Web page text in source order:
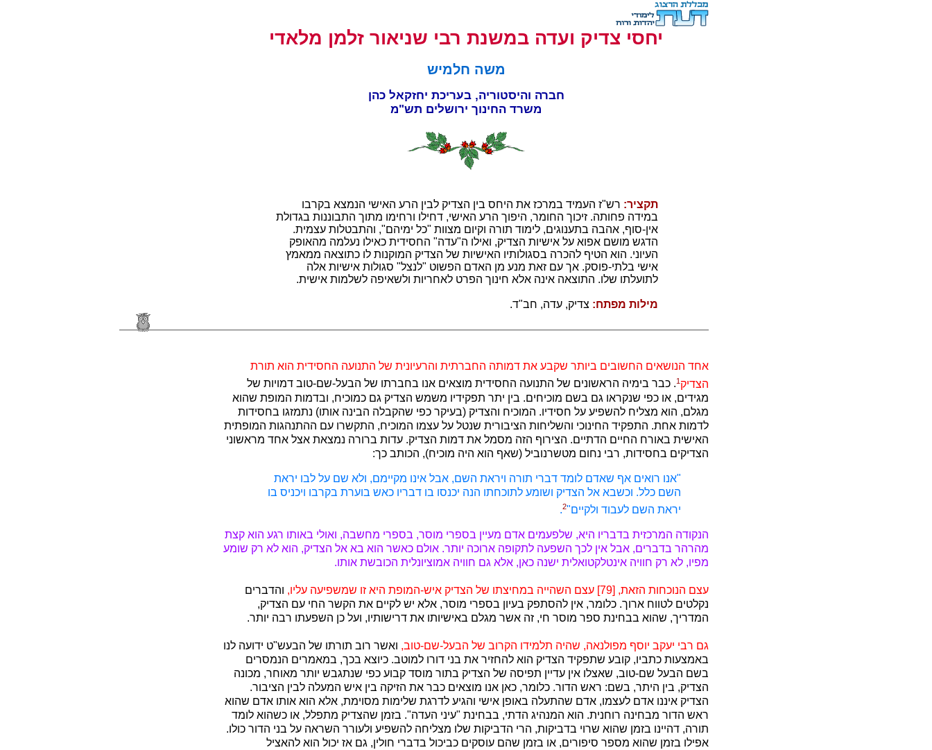
יחסי צדיק ועדה במשנת רבי שניאור זלמן מלאדי
משה חלמיש
חברה והיסטוריה, בעריכת יחזקאל כהן
משרד החינוך ירושלים תש"מ
תקציר: רש"ז העמיד במרכז את היחס בין הצדיק לבין הרע האישי הנמצא בקרבו
במידה פחותה. זיכוך החומר, היפוך הרע האישי, דחילו ורחימו מתוך התבוננות בגדולת
אין-סוף, אהבה בתענוגים, לימוד תורה וקיום מצוות "כל ימיהם", והתבטלות עצמית.
הדגש מושם אפוא על אישיות הצדיק, ואילו ה"עדה" החסידית כאילו נעלמה מהאופק
העיוני. הוא הטיף להכרה בסגולותיו האישיות של הצדיק המוקנות לו כתוצאה ממאמץ
אישי בלתי-פוסק. אך עם זאת מנע מן האדם הפשוט "לנצל" סגולות אישיות אלה
לתועלתו שלו. התוצאה אינה אלא חינוך הפרט לאחריות ולשאיפה לשלמות אישית.
מילות מפתח: צדיק, עדה, חב"ד.
אחד הנושאים החשובים ביותר שקבע את דמותה החברתית והרעיונית של התנועה החסידית הוא תורת
הצדיק 1. כבר בימיה הראשונים של התנועה החסידית מוצאים אנו בחברתו של הבעל-שם-טוב דמויות של
מגידים, או כפי שנקראו גם בשם מוכיחים. בין יתר תפקידיו משמש הצדיק גם כמוכיח, ובדמות המופת שהוא
מגלם, הוא מצליח להשפיע על חסידיו. המוכיח והצדיק (בעיקר כפי שהקבלה הבינה אותו) נתמזגו בחסידות
לדמות אחת. התפקיד החינוכי והשליחות הציבורית שנטל על עצמו המוכיח, התקשרו עם ההתנהגות המופתית
האישית באורח החיים הדתיים. הצירוף הזה מסמל את דמות הצדיק. עדות ברורה נמצאת אצל אחד מראשוני
הצדיקים בחסידות, רבי נחום מטשרנוביל (שאף הוא היה מוכיח), הכותב כך:
"אנו רואים אף שאדם לומד דברי תורה ויראת השם, אבל אינו מקיימם, ולא שם על לבו יראת
השם כלל. וכשבא אל הצדיק ושומע לתוכחתו הנה יכנסו בו דבריו כאש בוערת בקרבו ויכניס בו
יראת השם לעבוד ולקיים"2
.
הנקודה המרכזית בדבריו היא, שלפעמים אדם מעיין בספרי מוסר, בספרי מחשבה, ואולי באותו רגע הוא קצת
מהרהר בדברים, אבל אין לכך השפעה לתקופה ארוכה יותר. אולם כאשר הוא בא אל הצדיק, הוא לא רק שומע
מפיו, לא רק חוויה אינטלקטואלית ישנה כאן, אלא גם חוויה אמוציונלית הכובשת אותו.
עצם הנוכחות הזאת, [79] עצם השהייה במחיצתו של הצדיק איש-המופת היא זו שמשפיעה עליו, והדברים
נקלטים לטווח ארוך. כלומר, אין להסתפק בעיון בספרי מוסר, אלא יש לקיים את הקשר החי עם הצדיק,
המדריך, שהוא בבחינת ספר מוסר חי, זה אשר מגלם באישיותו את דרישותיו, ועל כן השפעתו רבה יותר.
גם רבי יעקב יוסף מפולנאה, שהיה תלמידו הקרוב של הבעל-שם-טוב, ואשר רוב תורתו של הבעש"ט ידועה לנו
באמצעות כתביו, קובע שתפקיד הצדיק הוא להחזיר את בני דורו למוטב. כיוצא בכך, במאמרים הנמסרים
בשם הבעל שם-טוב, שאצלו אין עדיין תפיסה של הצדיק בתור מוסד קבוע כפי שנתגבש יותר מאוחר, מכונה
הצדיק, בין היתר, בשם: ראש הדור. כלומר, כאן אנו מוצאים כבר את הזיקה בין איש המעלה לבין הציבור.
הצדיק איננו אדם לעצמו, אדם שהתעלה באופן אישי והגיע לדרגת שלימות מסוימת, אלא הוא אותו אדם שהוא
ראש הדור מבחינה רוחנית. הוא המנהיג הדתי, בבחינת "עיני העדה". בזמן שהצדיק מתפלל, או כשהוא לומד
תורה, דהיינו בזמן שהוא שרוי בדביקות, הרי הדביקות שלו מצליחה להשפיע ולעורר השראה על בני הדור כולו.
אפילו בזמן שהוא מספר סיפורים, או בזמן שהם עוסקים כביכול בדברי חולין, גם אז יכול הוא להאציל